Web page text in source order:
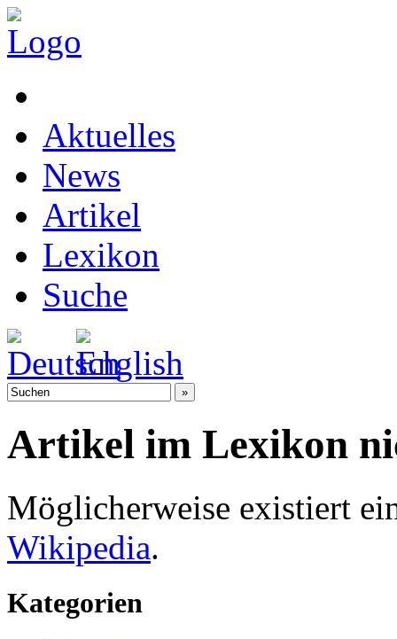
Aktuelles
News
Artikel
Lexikon
Suche
Artikel im Lexikon
Möglicherweise existiert
Wikipedia.
Kategorien